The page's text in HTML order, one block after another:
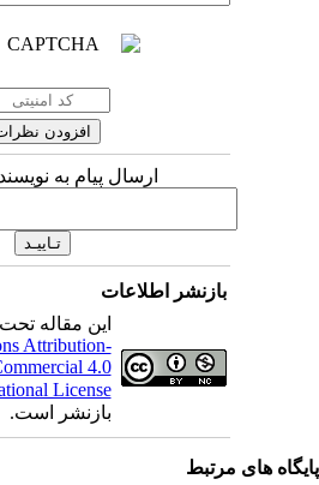
ارسال پیام به
بازنشر اطلاعات
این مقاله
Attribution-
4.0
License
بازنشر است.
های مرتبط